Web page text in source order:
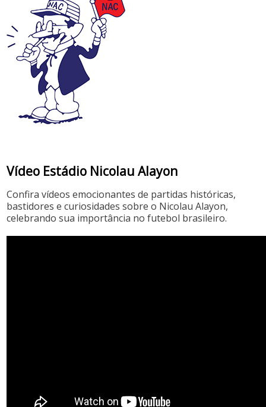
Vídeo Estádio Nicolau Alayon
Confira vídeos emocionantes de partidas históricas,
bastidores e curiosidades sobre o Nicolau Alayon,
celebrando sua importância no futebol brasileiro.